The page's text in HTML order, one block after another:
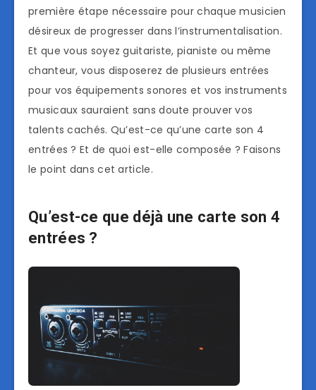
première étape nécessaire pour chaque musicien
désireux de progresser dans l’instrumentalisation.
Et que vous soyez guitariste, pianiste ou même
chanteur, vous disposerez de plusieurs entrées
pour vos équipements sonores et vos instruments
musicaux sauraient sans doute prouver vos
talents cachés. Qu’est-ce qu’une carte son 4
entrées ? Et de quoi est-elle composée ? Faisons
le point dans cet article.
Qu’est-ce que déjà une carte son 4
entrées ?